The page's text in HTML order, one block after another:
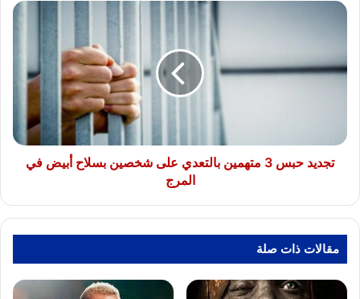
تجديد
متهمين
بالتعدي
أبيض
في
تجديد حبس 3 متهمين بالتعدي على شخصين بسلاح أبيض في
المرج
مقالات ذات صلة